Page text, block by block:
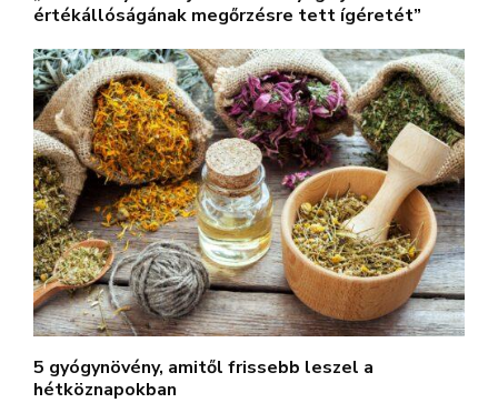
értékállóságának megőrzésre tett ígéretét”
5 gyógynövény, amitől frissebb leszel a
hétköznapokban